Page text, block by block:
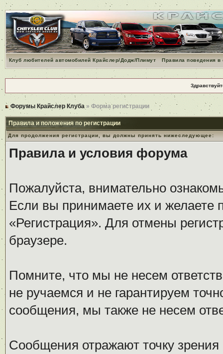
Клуб любителей автомобилей Крайслер/Додж/Плимут Правила поведения
Форумы Крайслер Клуба » Форма регистрации
Правила и положения по регистрации
Для продолжения регистрации, вы должны принять нижеследующее:
Правила и условия форума
Пожалуйста, внимательно
Если вы принимаете их и желаете
«Регистрация». Для отмены
браузере.
Помните, что мы не несем
не ручаемся и не гарантируем
сообщения, мы также не несем
Сообщения отражают точку